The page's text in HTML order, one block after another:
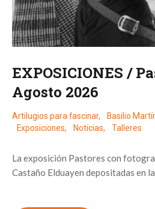
EXPOSICIONES /
Agosto 2026
Artilugios para fascinar, Basilio
Exposiciones, Noticias, Talleres
La exposición Pastores con
Castaño Elduayen depositadas en